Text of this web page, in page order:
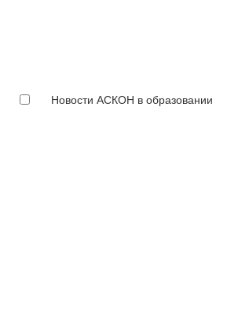
Новости АСКОН в образовании